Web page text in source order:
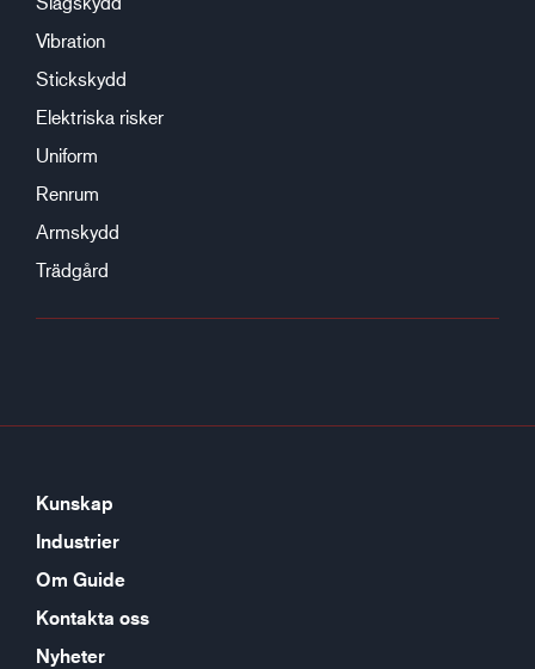
Vibration
Stickskydd
Elektriska risker
Uniform
Renrum
Armskydd
Trädgård
Kunskap
Industrier
Om Guide
Kontakta oss
Nyheter